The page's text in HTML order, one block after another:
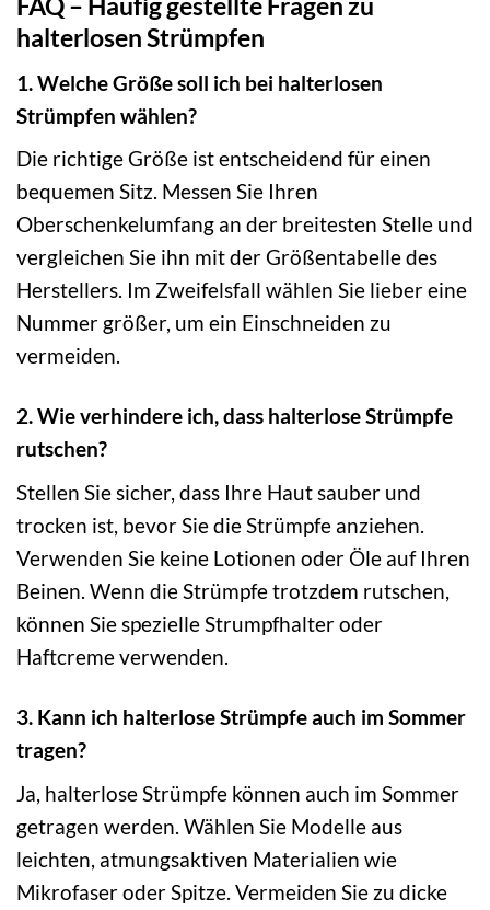
halterlosen Strümpfen
1. Welche Größe soll ich bei halterlosen
Strümpfen wählen?
Die richtige Größe ist entscheidend für einen
bequemen Sitz. Messen Sie Ihren
Oberschenkelumfang an der breitesten Stelle und
vergleichen Sie ihn mit der Größentabelle des
Herstellers. Im Zweifelsfall wählen Sie lieber eine
Nummer größer, um ein Einschneiden zu
vermeiden.
2. Wie verhindere ich, dass halterlose Strümpfe
rutschen?
Stellen Sie sicher, dass Ihre Haut sauber und
trocken ist, bevor Sie die Strümpfe anziehen.
Verwenden Sie keine Lotionen oder Öle auf Ihren
Beinen. Wenn die Strümpfe trotzdem rutschen,
können Sie spezielle Strumpfhalter oder
Haftcreme verwenden.
3. Kann ich halterlose Strümpfe auch im Sommer
tragen?
Ja, halterlose Strümpfe können auch im Sommer
getragen werden. Wählen Sie Modelle aus
leichten, atmungsaktiven Materialien wie
Mikrofaser oder Spitze. Vermeiden Sie zu dicke